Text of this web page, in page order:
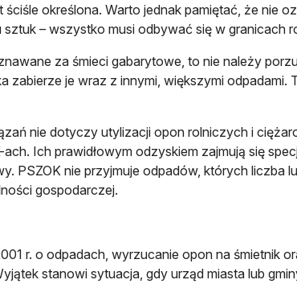
określona. Warto jednak pamiętać, że nie
– wszystko musi odbywać się w granicach
za śmieci gabarytowe, to nie należy
zabierze je wraz z innymi, większymi odpadami.
nie dotyczy utylizacji opon rolniczych i
Ich prawidłowym odzyskiem zajmują się
PSZOK nie przyjmuje odpadów, których liczba
gospodarczej.
r. o odpadach, wyrzucanie opon na śmietnik
stanowi sytuacja, gdy urząd miasta lub